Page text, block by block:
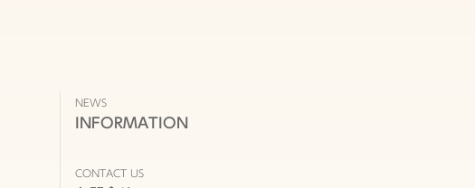
NEWS
INFORMATION
CONTACT US